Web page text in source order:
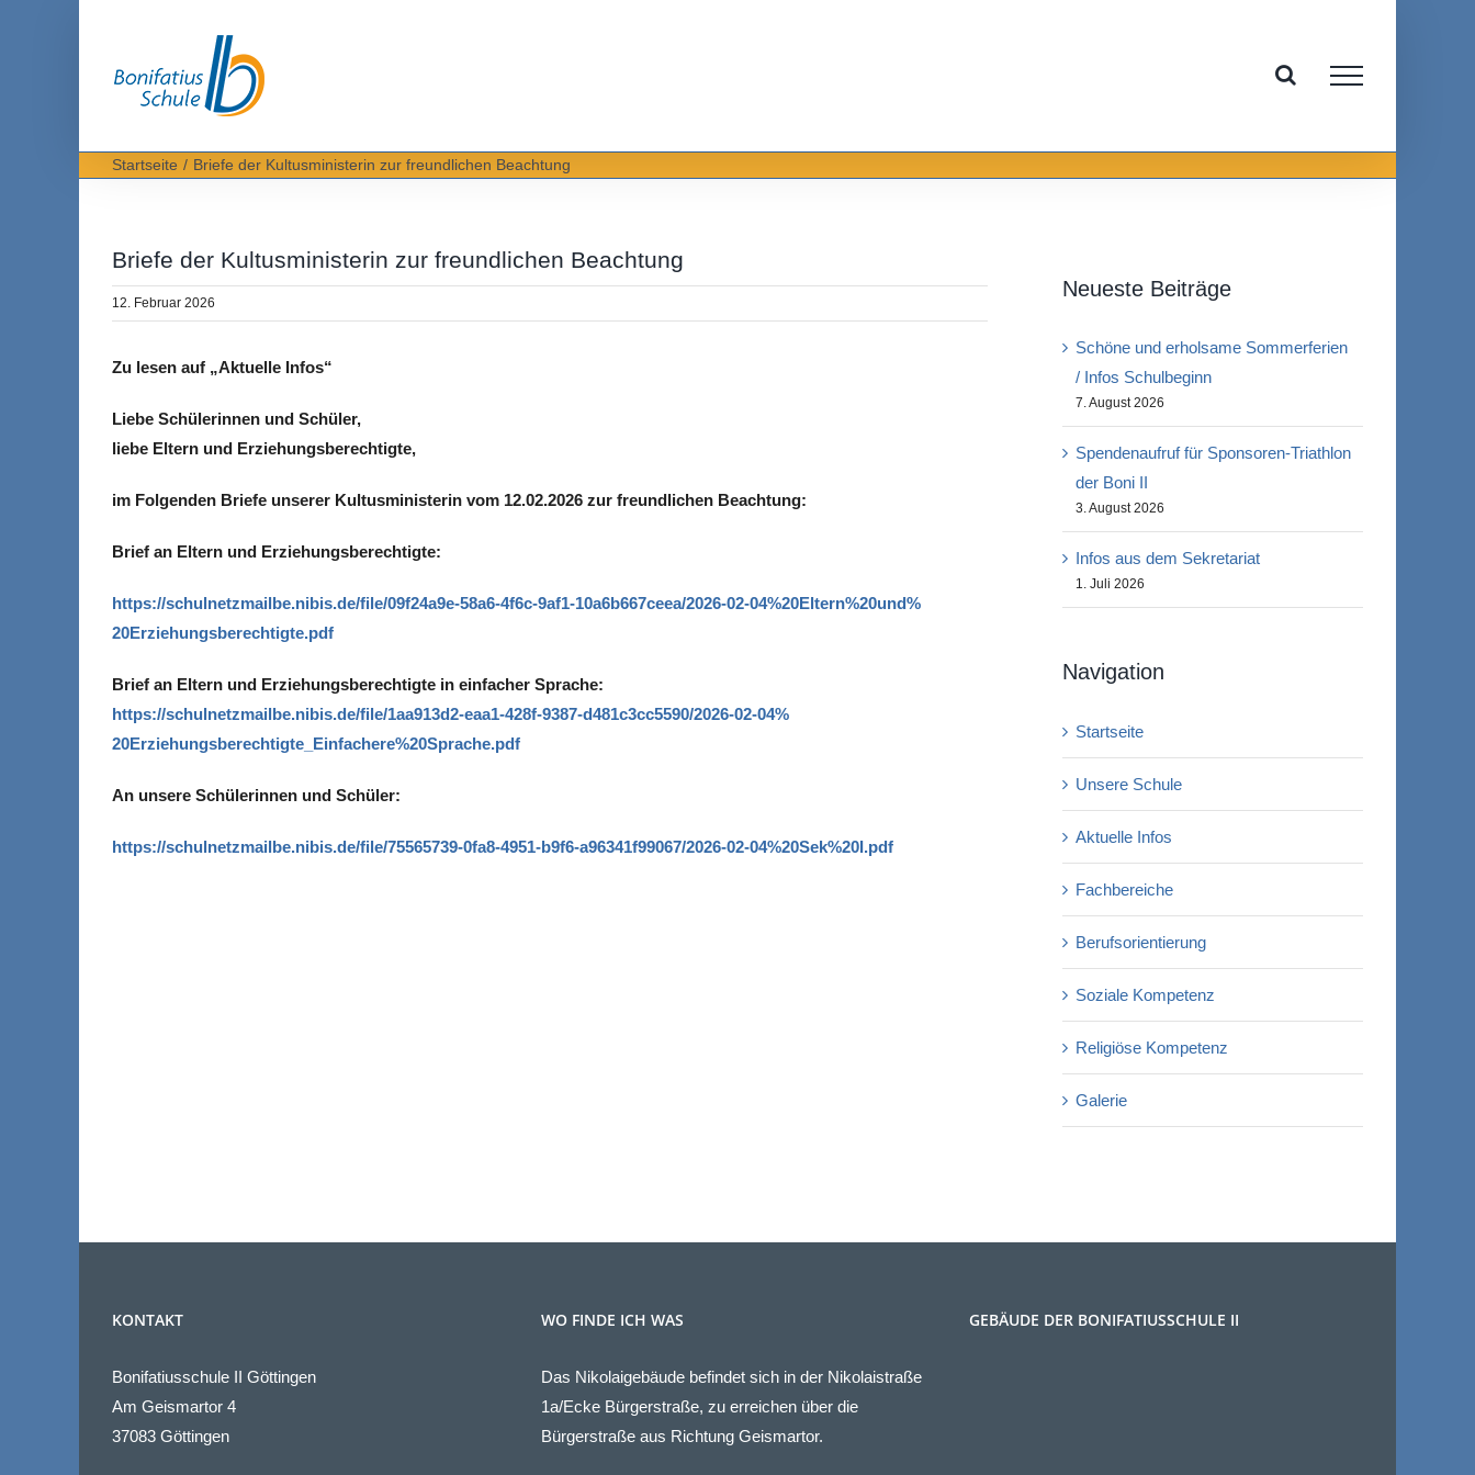
Startseite Briefe der Kultusministerin zur freundlichen Beachtung
Briefe der Kultusministerin zur freundlichen Beachtung
12. Februar 2026
Zu lesen auf „Aktuelle Infos“
Liebe Schülerinnen und Schüler,
liebe Eltern und Erziehungsberechtigte,
im Folgenden Briefe unserer Kultusministerin vom 12.02.2026 zur freundlichen Beachtung:
Brief an Eltern und Erziehungsberechtigte:
https://schulnetzmailbe.nibis.de/file/09f24a9e-58a6-4f6c-9af1-10a6b667ceea/2026-02-04%20Eltern%20und%
20Erziehungsberechtigte.pdf
Brief an Eltern und Erziehungsberechtigte in einfacher Sprache:
https://schulnetzmailbe.nibis.de/file/1aa913d2-eaa1-428f-9387-d481c3cc5590/2026-02-04%
20Erziehungsberechtigte_ Einfachere%20Sprache.pdf
An unsere Schülerinnen und Schüler:
https://schulnetzmailbe.nibis.de/file/75565739-0fa8-4951-b9f6-a96341f99067/2026-02-04%20Sek%20I.pdf
Neueste Beiträge
Schöne und erholsame Sommerferien
/ Infos Schulbeginn
7. August 2026
Spendenaufruf für Sponsoren-Triathlon
der Boni II
3. August 2026
Infos aus dem Sekretariat
1. Juli 2026
Navigation
Startseite
Unsere Schule
Aktuelle Infos
Fachbereiche
Berufsorientierung
Soziale Kompetenz
Religiöse Kompetenz
Galerie
KONTAKT
Bonifatiusschule II Göttingen
Am Geismartor 4
37083 Göttingen
WO FINDE ICH WAS
Das Nikolaigebäude befindet sich in der Nikolaistraße
1a/Ecke Bürgerstraße, zu erreichen über die
Bürgerstraße aus Richtung Geismartor.
GEBÄUDE DER BONIFATIUSSCHULE II